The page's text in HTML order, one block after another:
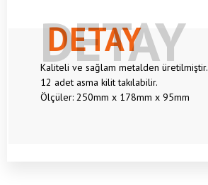
DETAY
Kaliteli ve sağlam metalden üretilmiştir.
12 adet asma kilit takılabilir.
Ölçüler: 250mm x 178mm x 95mm